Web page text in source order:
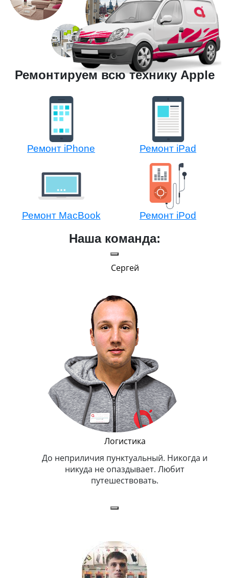
Ремонтируем всю технику Apple
Ремонт iPhone Ремонт iPad
Ремонт MacBook Ремонт iPod
Наша команда:
Сергей
Логистика
До неприличия пунктуальный. Никогда и
никуда не опаздывает. Любит
путешествовать.